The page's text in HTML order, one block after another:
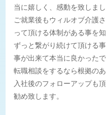
当に嬉しく、感動を致しまし
ご就業後もウィルオブ介護
って頂ける体制がある事を
ずっと繋がり続けて頂ける
事が出来て本当に良かったで
転職相談をするなら根拠の
入社後のフォローアップも
勧め致します。